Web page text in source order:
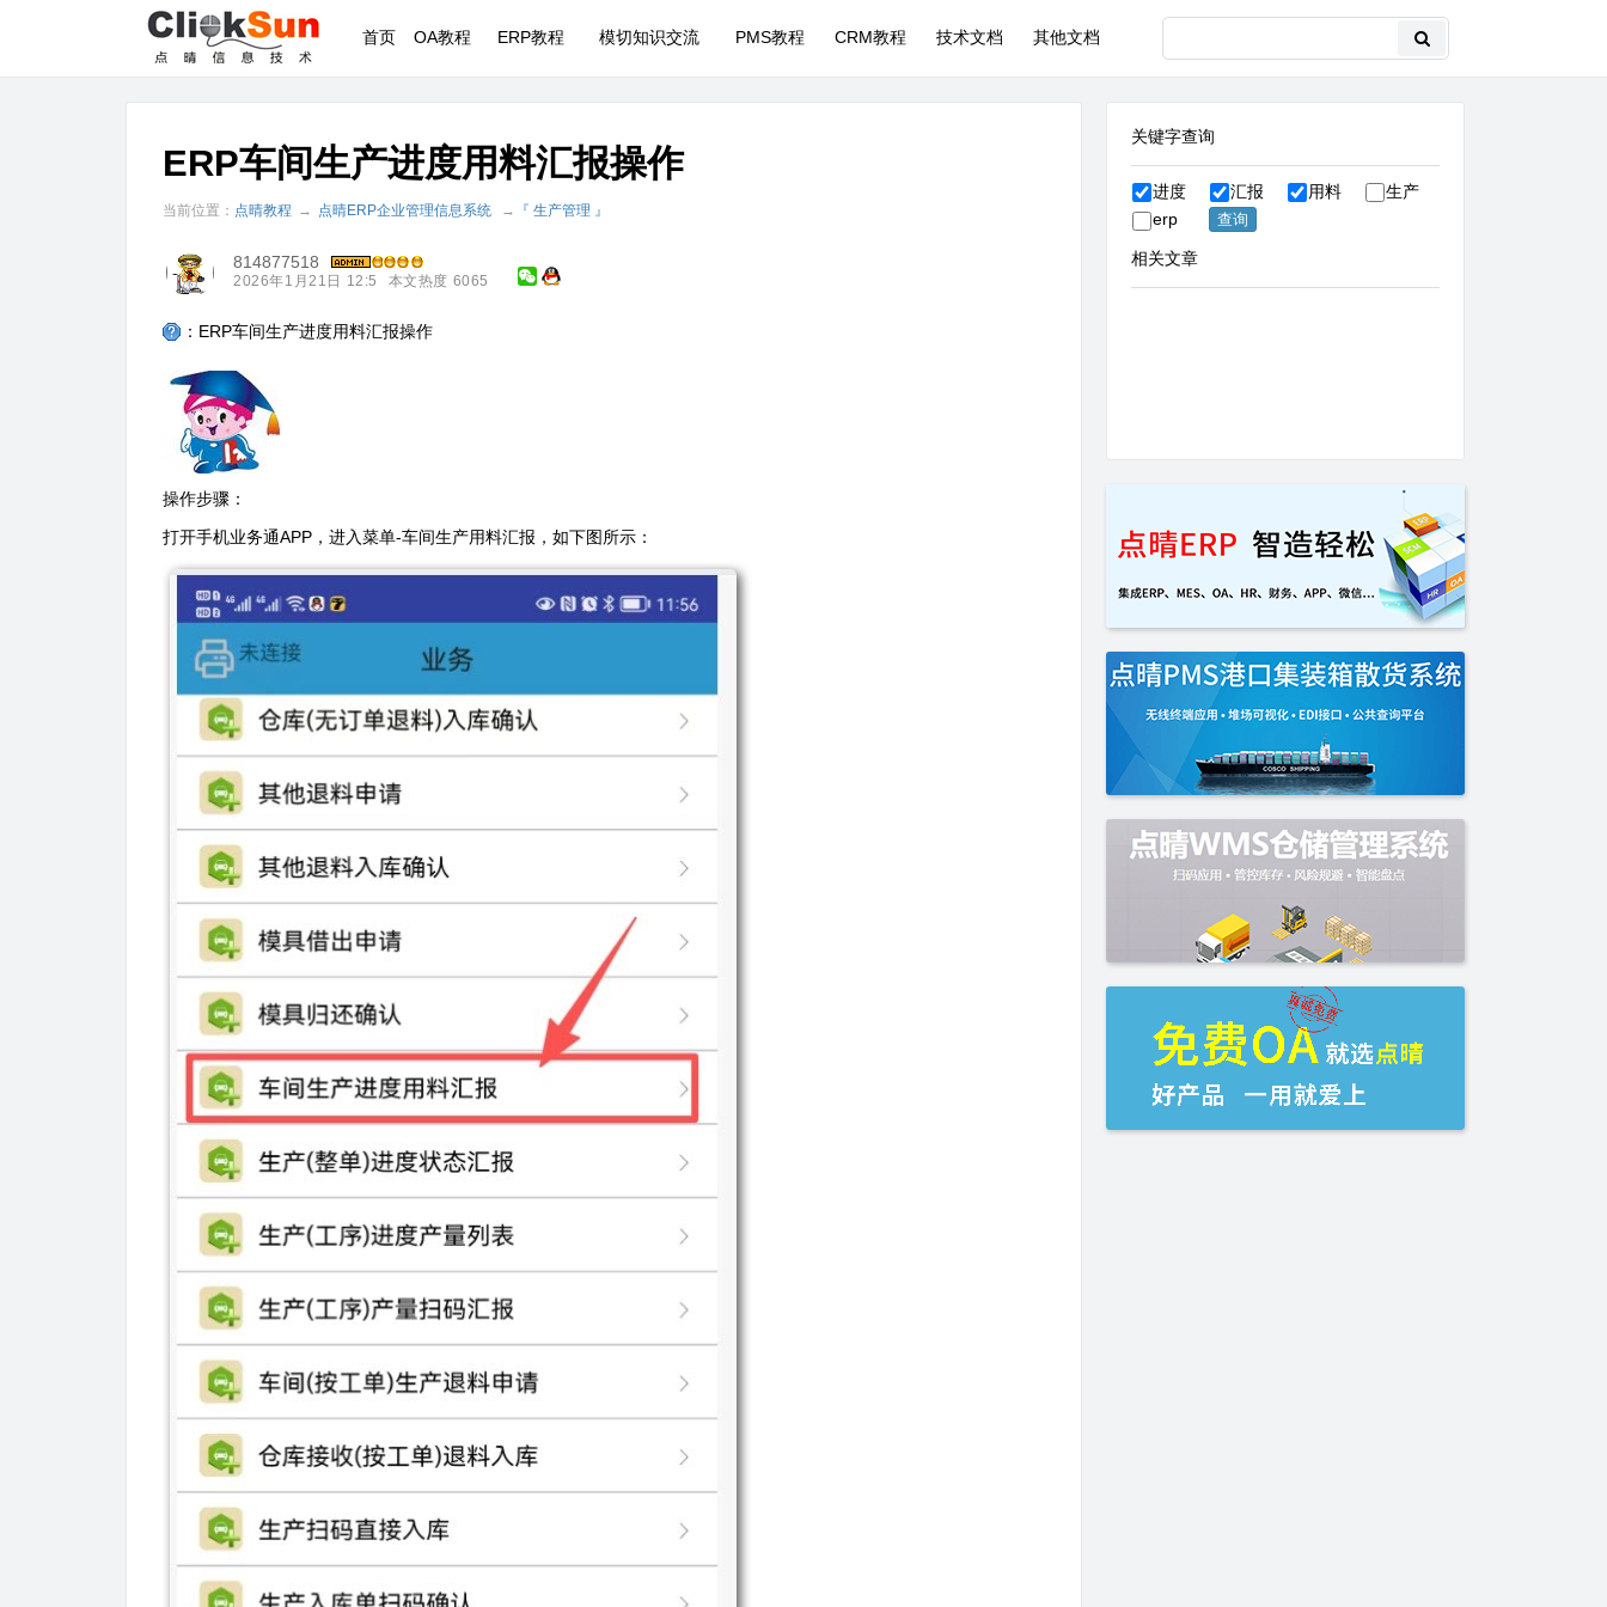
首页 OA教程 ERP教程 模切知识交流 PMS教程 CRM教程 技术文档 其他文档
ERP车间生产进度用料汇报操作
当前位置： 点晴教程 → 点晴ERP企业管理信息系统 → 『 生产管理 』
814877518
2026年1月21日 12:5 本文热度 6065
：ERP车间生产进度用料汇报操作
操作步骤：
打开手机业务通APP，进入菜单-车间生产用料汇报，如下图所示：
关键字查询
进度 汇报 用料
生产
erp
相关文章